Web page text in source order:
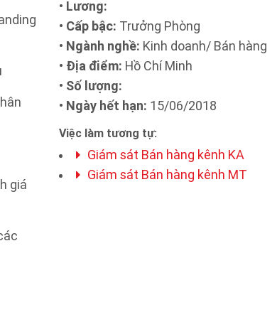
giá
• Lương:
• Cấp bậc: Trưởng Phòng
• Ngành nghề: Kinh doanh/ Bán hàng
• Địa điểm: Hồ Chí Minh
• Số lượng:
• Ngày hết hạn: 15/06/2018
Việc làm tương tự:
Giám sát Bán hàng kênh KA
Giám sát Bán hàng kênh MT